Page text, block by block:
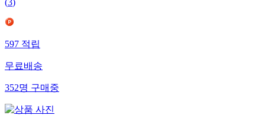
(3)
597적립
무료배송
352명구매중